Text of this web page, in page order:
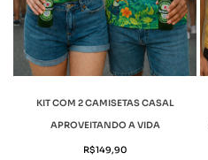
KIT COM 2 CAMISETAS CASAL
APROVEITANDO A VIDA
R$149,90